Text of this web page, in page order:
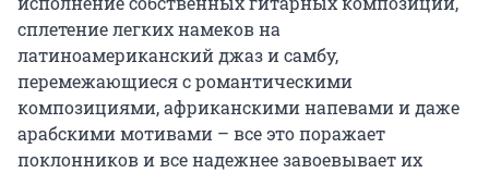
сплетение легких намеков на
латиноамериканский джаз и самбу,
перемежающиеся с романтическими
композициями, африканскими напевами и даже
арабскими мотивами – все это поражает
поклонников и все надежнее завоевывает их